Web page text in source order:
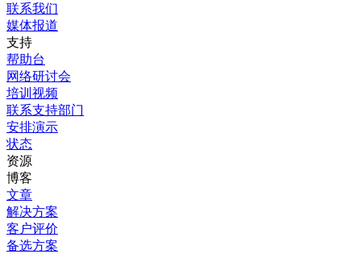
联系我们
媒体报道
支持
帮助台
网络研讨会
培训视频
联系支持部门
安排演示
状态
资源
博客
文章
解决方案
客户评价
备选方案